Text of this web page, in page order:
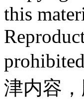
this
津内容